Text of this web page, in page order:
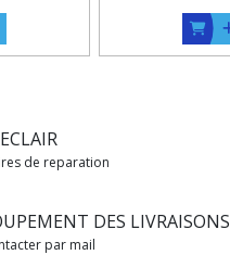
de reparation
DES LIVRAISONS
par mail